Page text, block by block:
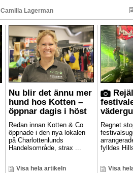
Camilla Lagerman
Nu blir det ännu mer
hund hos Kotten –
öppnar dagis i höst
Redan innan Kotten & Co
öppnade i den nya lokalen
på Charlottenlunds
Handelsområde, strax ...
Visa hela artikeln
Regnet
fylldes
Visa